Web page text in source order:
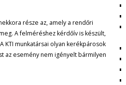
része az, amely a rendőri
A felméréshez kérdőív is készült,
KTI munkatársai olyan kerékpárosok
az esemény nem igényelt bármilyen